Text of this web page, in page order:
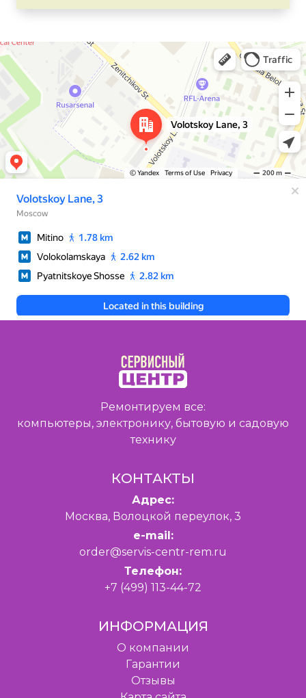
Москва
Яндекс Карты — транспорт, навигация, поиск мест
Ремонтируем все:
компьютеры, электронику, бытовую и садовую
технику
КОНТАКТЫ
Адрес:
Москва, Волоцкой переулок, 3
e-mail:
order@servis-centr-rem.ru
Телефон:
+7 (499) 113-44-72
ИНФОРМАЦИЯ
O компании
Гарантии
Отзывы